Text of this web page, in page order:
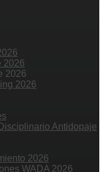
2026
2026
2026
Antidopaje
2026
WADA 2026